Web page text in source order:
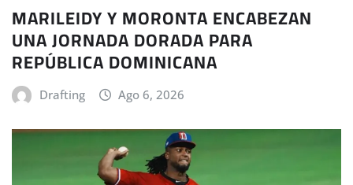
MARILEIDY Y MORONTA ENCABEZAN
UNA JORNADA DORADA PARA
REPÚBLICA DOMINICANA
Drafting Ago 6, 2026